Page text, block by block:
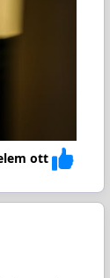
ott